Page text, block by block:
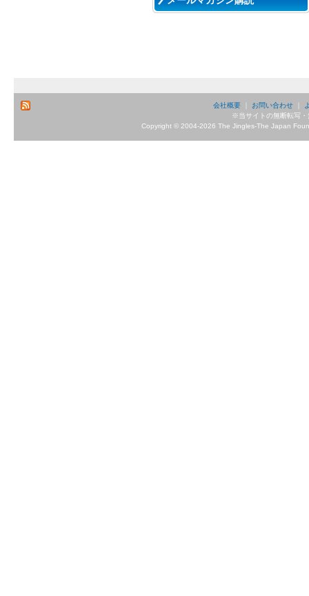
会社概要｜ お問い合わせ｜
※当サイトの無断転写・
Copyright © 2004-2026 The Jingles-The Japan